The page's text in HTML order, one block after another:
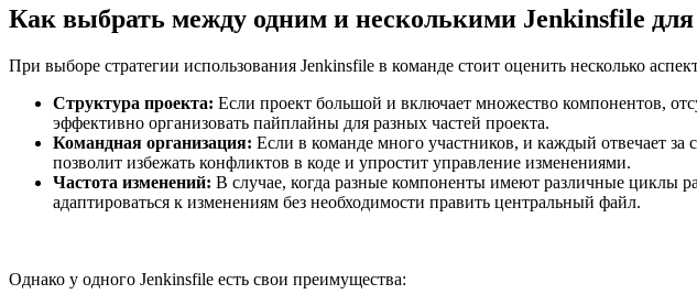
Как выбрать между одним и несколькими Jenkinsfile
При выборе стратегии использования Jenkinsfile в команде стоит оценить несколько
Структура проекта: Если проект большой и включает множество компонентов,
эффективно организовать пайплайны для разных частей проекта.
Командная организация: Если в команде много участников, и каждый отвечает
позволит избежать конфликтов в коде и упростит управление изменениями.
Частота изменений: В случае, когда разные компоненты имеют различные циклы
адаптироваться к изменениям без необходимости править центральный файл.
Однако у одного Jenkinsfile есть свои преимущества: